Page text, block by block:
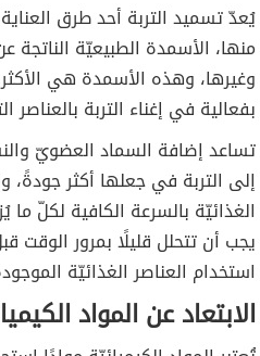
يُعدّ تسميد التربة أحد طرق العناية
منها، الأسمدة الطبيعيّة الناتجة
وغيرها، وهذه الأسمدة هي
بفعالية في إغناء التربة بالعناصر
تساعد إضافة السماد العضويّ
إلى التربة في جعلها أكثر جودةً،
الغذائيّة بالسرعة الكافية لكلّ ما
يجب أن تتحلل قليلًا بمرور الوقت
استخدام العناصر الغذائيّة
الابتعاد عن المواد